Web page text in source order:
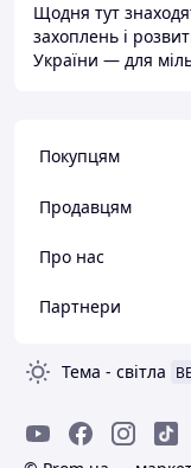
Щодня тут
захоплень і
України — для
Покупцям
Продавцям
Про нас
Партнери
Тема - світла